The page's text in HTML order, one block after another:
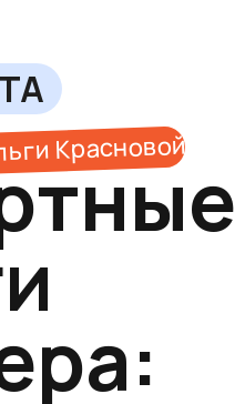
Красновой